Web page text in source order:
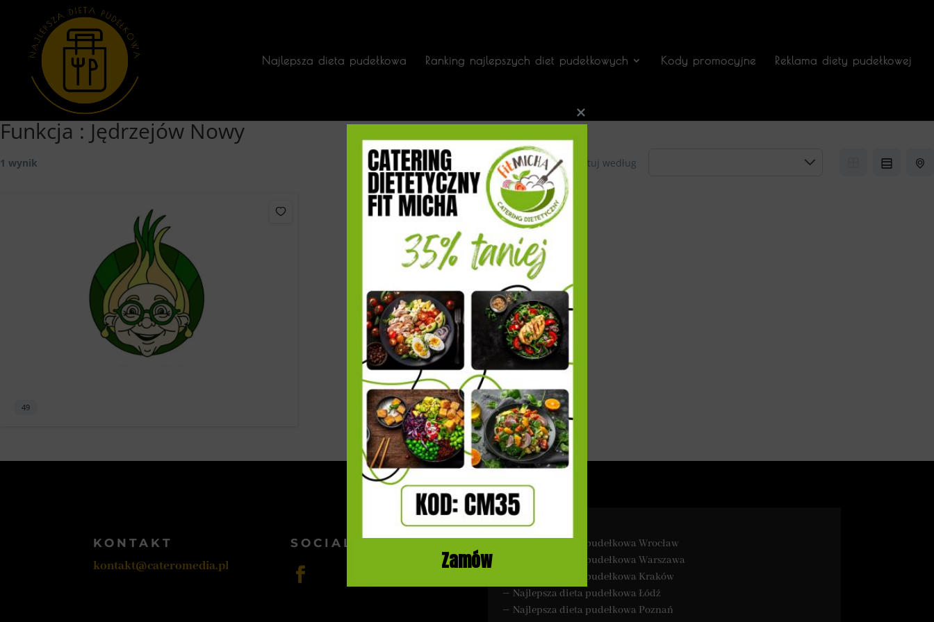
Najlepsza dieta pudełkowa Ranking najlepszych diet pudełkowych Kody promocyjne Reklama diety pudełkowej
Funkcja : Jędrzejów Nowy
1 wynik Sortuj według
49
Powered byEstatik
KONTAKT
kontakt@cateromedia.pl
SOCIAL MEDIA – Najlepsza dieta pudełkowa Wrocław
Najlepsza dieta pudełkowa Warszawa
Najlepsza dieta pudełkowa Kraków
– Najlepsza dieta pudełkowa Łódź
– Najlepsza dieta pudełkowa Poznań
Zamów